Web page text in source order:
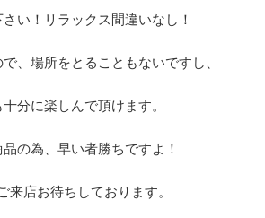
い！リラックス間違いなし！
、場所をとることもないですし、
分に楽しんで頂けます。
の為、早い者勝ちですよ！
来店お待ちしております。